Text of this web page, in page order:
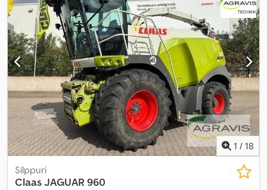
1 / 18
Silppuri
ClaasJAGUAR 960